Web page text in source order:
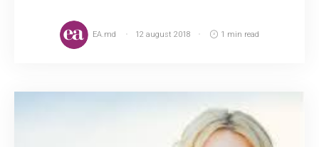
EA.md 12 august 2018 1 min read